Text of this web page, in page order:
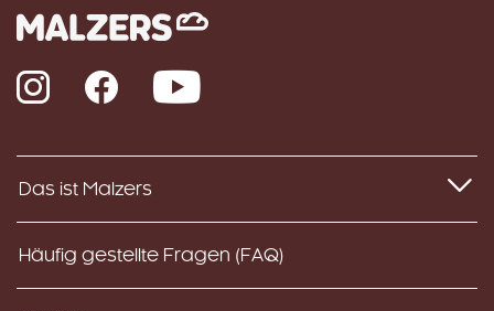
InstagramFacebook YouTube
Das ist Malzers
Häufig gestellte Fragen (FAQ)